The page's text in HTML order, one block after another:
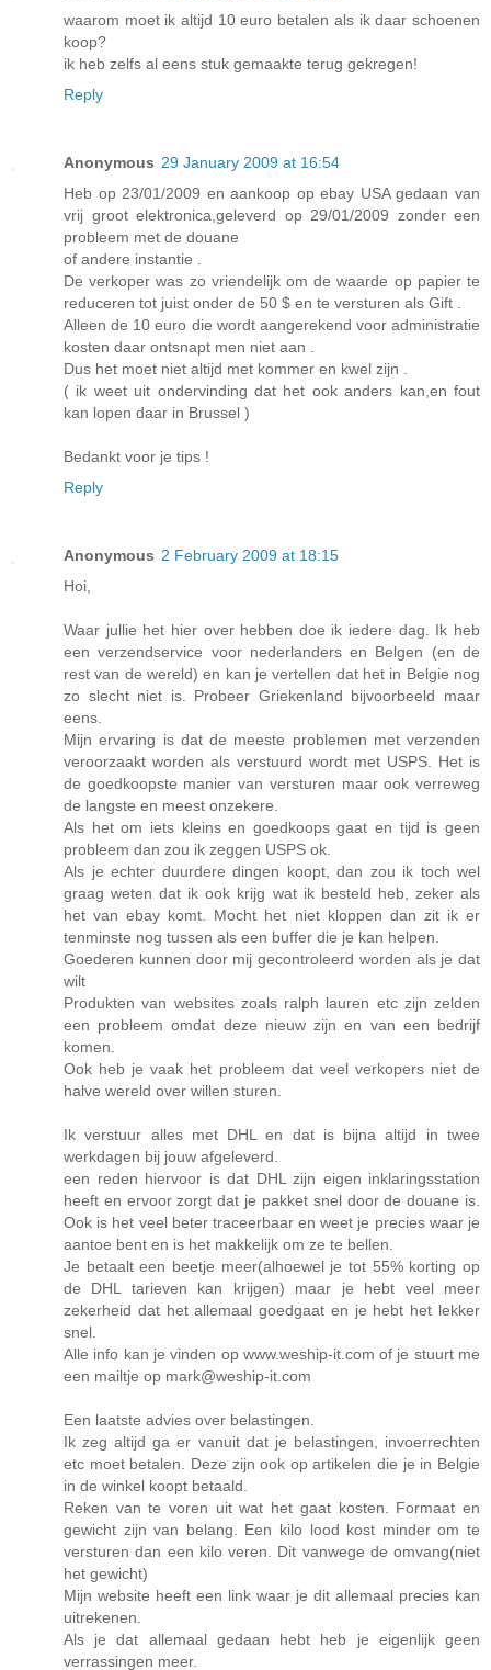
waarom moet ik altijd 10 euro betalen als ik daar schoenen
koop?
ik heb zelfs al eens stuk gemaakte terug gekregen!
Reply
Anonymous 29 January 2009 at 16:54
Heb op 23/01/2009 en aankoop op ebay USA gedaan van
vrij groot elektronica,geleverd op 29/01/2009 zonder een
probleem met de douane
of andere instantie .
De verkoper was zo vriendelijk om de waarde op papier te
reduceren tot juist onder de 50 $ en te versturen als Gift .
Alleen de 10 euro die wordt aangerekend voor administratie
kosten daar ontsnapt men niet aan .
Dus het moet niet altijd met kommer en kwel zijn .
( ik weet uit ondervinding dat het ook anders kan,en fout
kan lopen daar in Brussel )
Bedankt voor je tips !
Reply
Anonymous 2 February 2009 at 18:15
Hoi,
Waar jullie het hier over hebben doe ik iedere dag. Ik heb
een verzendservice voor nederlanders en Belgen (en de
rest van de wereld) en kan je vertellen dat het in Belgie nog
zo slecht niet is. Probeer Griekenland bijvoorbeeld maar
eens.
Mijn ervaring is dat de meeste problemen met verzenden
veroorzaakt worden als verstuurd wordt met USPS. Het is
de goedkoopste manier van versturen maar ook verreweg
de langste en meest onzekere.
Als het om iets kleins en goedkoops gaat en tijd is geen
probleem dan zou ik zeggen USPS ok.
Als je echter duurdere dingen koopt, dan zou ik toch wel
graag weten dat ik ook krijg wat ik besteld heb, zeker als
het van ebay komt. Mocht het niet kloppen dan zit ik er
tenminste nog tussen als een buffer die je kan helpen.
Goederen kunnen door mij gecontroleerd worden als je dat
wilt
Produkten van websites zoals ralph lauren etc zijn zelden
een probleem omdat deze nieuw zijn en van een bedrijf
komen.
Ook heb je vaak het probleem dat veel verkopers niet de
halve wereld over willen sturen.
Ik verstuur alles met DHL en dat is bijna altijd in twee
werkdagen bij jouw afgeleverd.
een reden hiervoor is dat DHL zijn eigen inklaringsstation
heeft en ervoor zorgt dat je pakket snel door de douane is.
Ook is het veel beter traceerbaar en weet je precies waar je
aantoe bent en is het makkelijk om ze te bellen.
Je betaalt een beetje meer(alhoewel je tot 55% korting op
de DHL tarieven kan krijgen) maar je hebt veel meer
zekerheid dat het allemaal goedgaat en je hebt het lekker
snel.
Alle info kan je vinden op www.weship-it.com of je stuurt me
een mailtje op mark@weship-it.com
Een laatste advies over belastingen.
Ik zeg altijd ga er vanuit dat je belastingen, invoerrechten
etc moet betalen. Deze zijn ook op artikelen die je in Belgie
in de winkel koopt betaald.
Reken van te voren uit wat het gaat kosten. Formaat en
gewicht zijn van belang. Een kilo lood kost minder om te
versturen dan een kilo veren. Dit vanwege de omvang(niet
het gewicht)
Mijn website heeft een link waar je dit allemaal precies kan
uitrekenen.
Als je dat allemaal gedaan hebt heb je eigenlijk geen
verrassingen meer.